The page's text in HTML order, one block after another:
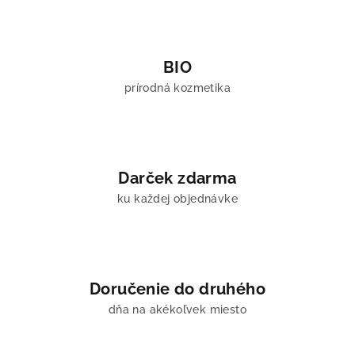
BIO
prírodná kozmetika
Darček zdarma
ku každej objednávke
Doručenie do druhého
dňa na akékoľvek miesto